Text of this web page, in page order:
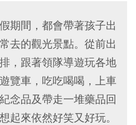
期間，都會帶著孩子出
去的觀光景點。從前出
，跟著領隊導遊玩各地
覽車，吃吃喝喝，上車
念品及帶走一堆藥品回
起來依然好笑又好玩。